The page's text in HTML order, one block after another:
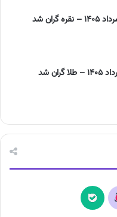
آپارات بله